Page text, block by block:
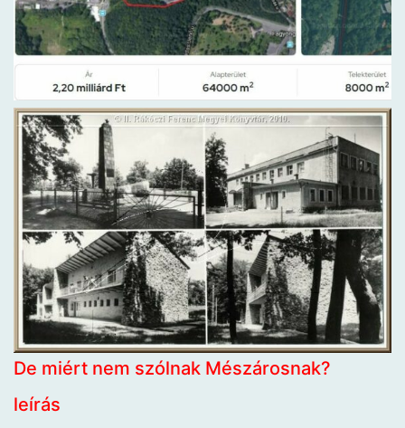
De miért nem szólnak Mészárosnak?
leírás